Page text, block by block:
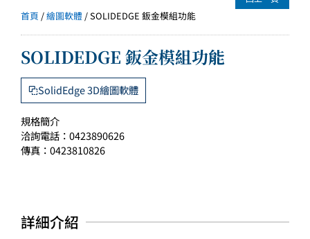
首頁 /繪圖軟體 / SOLIDEDGE 鈑金模組功能
SOLIDEDGE 鈑金模組功能
SolidEdge 3D繪圖軟體
規格簡介
洽詢電話：0423890626
傳真：0423810826
詳細介紹